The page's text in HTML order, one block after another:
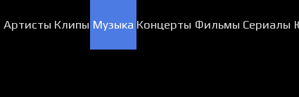
Артисты Клипы Музыка Концерты Фильмы Сериалы